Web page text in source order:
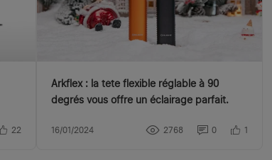
22
Arkflex : la tête flexible réglable à 90
degrés vous offre un éclairage parfait.
16/01/2024 2768 0 1